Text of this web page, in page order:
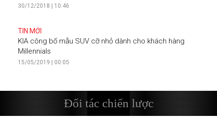
30/12/2018 | 10:46
TIN MỚI
KIA công bố mẫu SUV cỡ nhỏ dành cho khách hàng
Millennials
15/05/2019 | 00:05
Đối tác chiến lược